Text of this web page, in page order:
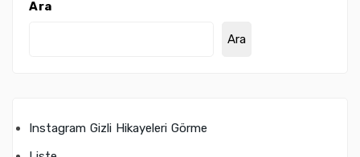
Ara
Ara
Instagram Gizli Hikayeleri Görme